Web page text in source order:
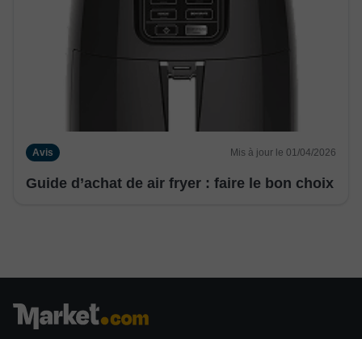
Avis Mis à jour le 01/04/2026
Guide d’achat de air fryer : faire le bon choix